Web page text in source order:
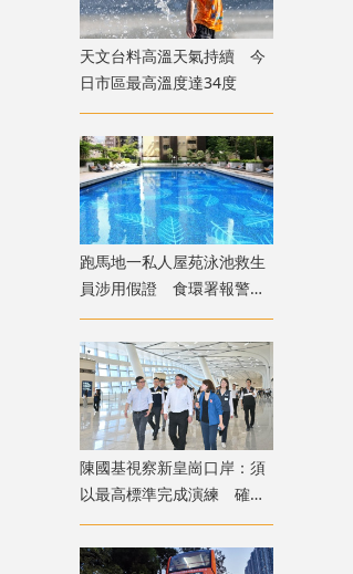
天文台料高溫天氣持續 今
日市區最高溫度達34度
跑馬地一私人屋苑泳池救生
員涉用假證 食環署報警並
關池
陳國基視察新皇崗口岸：須
以最高標準完成演練 確保
通關萬無一失